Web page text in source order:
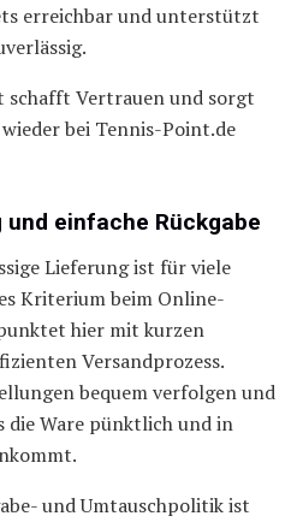
erreichbar und unterstützt
schafft Vertrauen und sorgt
bei Tennis-Point.de
einfache Rückgabe
Lieferung ist für viele
Kriterium beim Online-
hier mit kurzen
Versandprozess.
bequem verfolgen und
die Ware pünktlich und in
und Umtauschpolitik ist